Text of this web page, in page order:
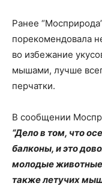
Ранее
порекомендовала
во избежание
мышами, лучше
перчатки.
В сообщении
“Дело в том, что
балконы, и это
молодые
также летучих